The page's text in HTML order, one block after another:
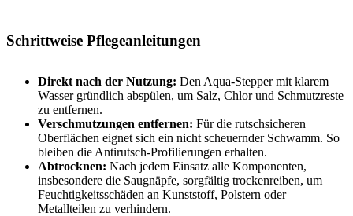
Schrittweise Pflegeanleitungen
Direkt nach der Nutzung: Den Aqua-Stepper mit klarem
Wasser gründlich abspülen, um Salz, Chlor und Schmutzreste
zu entfernen.
Verschmutzungen entfernen: Für die rutschsicheren
Oberflächen eignet sich ein nicht scheuernder Schwamm. So
bleiben die Antirutsch-Profilierungen erhalten.
Abtrocknen: Nach jedem Einsatz alle Komponenten,
insbesondere die Saugnäpfe, sorgfältig trockenreiben, um
Feuchtigkeitsschäden an Kunststoff, Polstern oder
Metallteilen zu verhindern.